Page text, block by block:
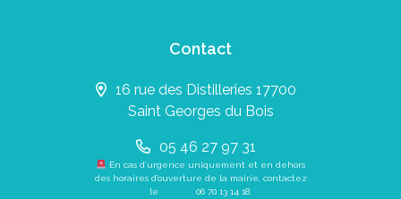
Contact
16 rue des Distilleries 17700
Saint Georges du Bois
05 46 27 97 31
En cas d’urgence uniquement et en dehors
des horaires d’ouverture de la mairie, contactez
le 06 70 13 14 18